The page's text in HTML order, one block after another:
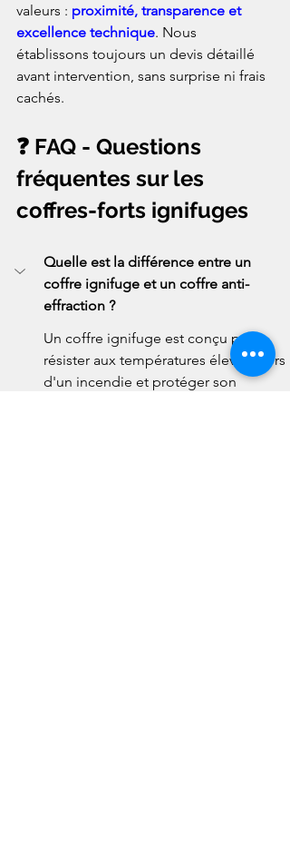
valeurs : proximité, transparence et
excellence technique. Nous
établissons toujours un devis détaillé
avant intervention, sans surprise ni frais
cachés.
❓ FAQ - Questions
fréquentes sur les
coffres-forts ignifuges
Quelle est la différence entre un
coffre ignifuge et un coffre anti-
effraction ?
Un coffre ignifuge est conçu pour
résister aux températures élevées lors
d'un incendie et protéger son